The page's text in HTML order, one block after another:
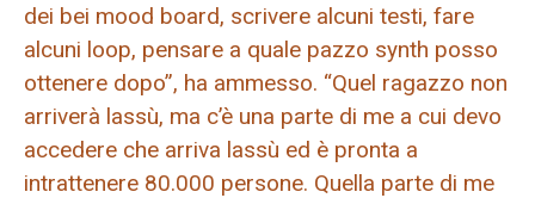
dei bei mood board, scrivere alcuni testi, fare
alcuni loop, pensare a quale pazzo synth posso
ottenere dopo”, ha ammesso. “Quel ragazzo non
arriverà lassù, ma c’è una parte di me a cui devo
accedere che arriva lassù ed è pronta a
intrattenere 80.000 persone. Quella parte di me